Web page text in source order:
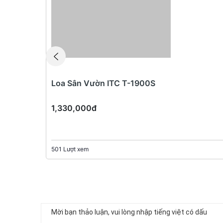
Fader: 60 mm chính xác
AUX Send: 1 AUX + 1 FX Send
Trọng lượng: 4.2 kg
Ứng dụng của Yamaha MG12XUK
Livestream, podcast cá nhân hoặc
Phòng thu cá nhân, biểu diễn
Ghi âm trực tiếp cho video hoặc
Loa Sân Vườn ITC T-1900S
1,330,000đ
501 Lượt xem